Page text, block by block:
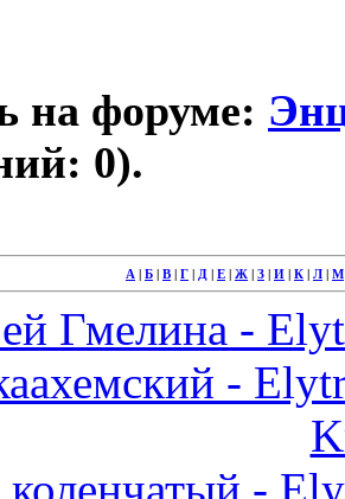
на форуме:
0).
А | Б | В | Г | Д | Е | Ж | З | И | К | Л | М
Гмелина -
-